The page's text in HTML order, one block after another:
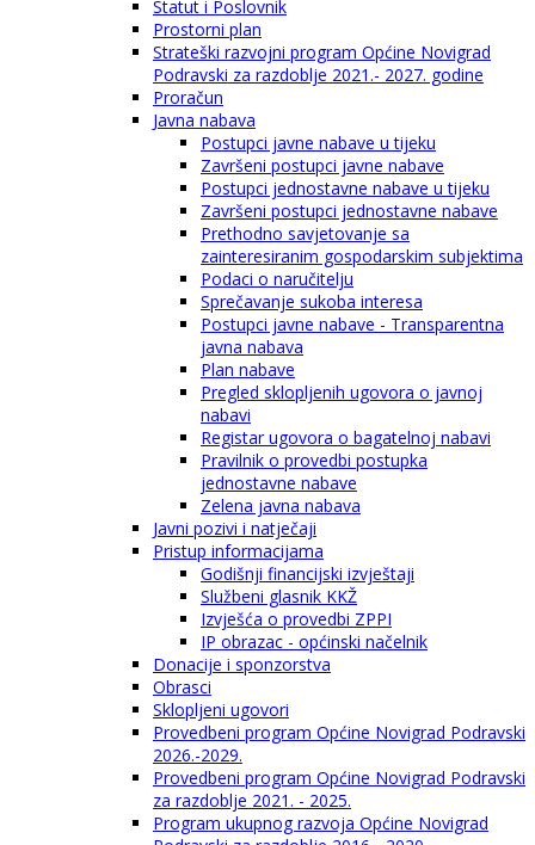
Statut i Poslovnik
Prostorni plan
Strateški razvojni program Općine Novigrad
Podravski za razdoblje 2021.- 2027. godine
Proračun
Javna nabava
Postupci javne nabave u tijeku
Završeni postupci javne nabave
Postupci jednostavne nabave u tijeku
Završeni postupci jednostavne nabave
Prethodno savjetovanje sa
zainteresiranim gospodarskim subjektima
Podaci o naručitelju
Sprečavanje sukoba interesa
Postupci javne nabave - Transparentna
javna nabava
Plan nabave
Pregled sklopljenih ugovora o javnoj
nabavi
Registar ugovora o bagatelnoj nabavi
Pravilnik o provedbi postupka
jednostavne nabave
Zelena javna nabava
Javni pozivi i natječaji
Pristup informacijama
Godišnji financijski izvještaji
Službeni glasnik KKŽ
Izvješća o provedbi ZPPI
IP obrazac - općinski načelnik
Donacije i sponzorstva
Obrasci
Sklopljeni ugovori
Provedbeni program Općine Novigrad Podravski
2026.-2029.
Provedbeni program Općine Novigrad Podravski
za razdoblje 2021. - 2025.
Program ukupnog razvoja Općine Novigrad